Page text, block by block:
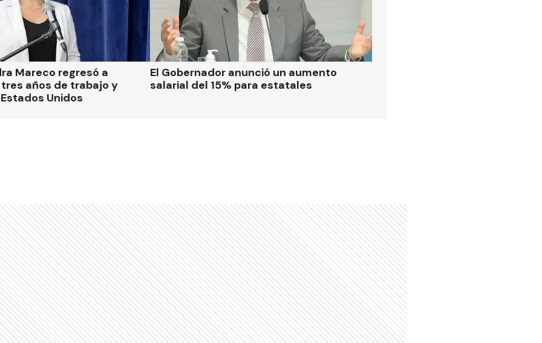
Mareco regresó a
años de trabajo y
Unidos
El Gobernador anunció un aumento
salarial del 15% para estatales